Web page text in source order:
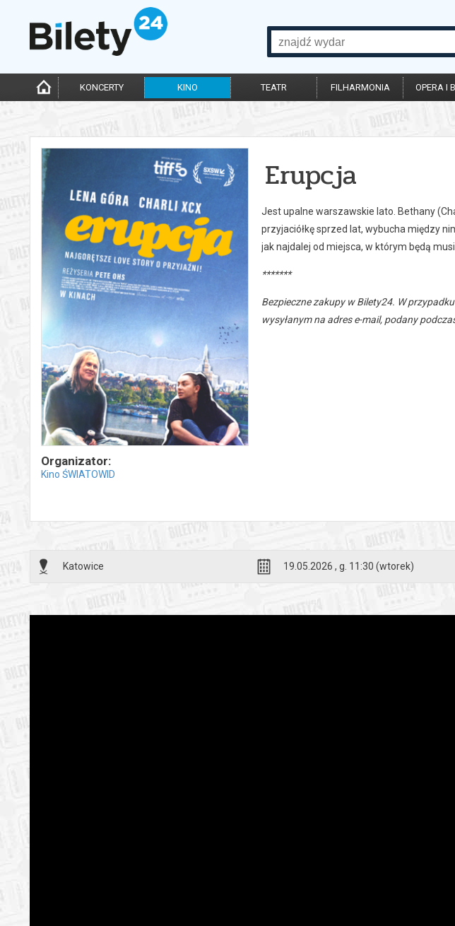
KONCERTY KINO TEATR FILHARMONIA OPERA I
Organizator:
Kino ŚWIATOWID
Erupcja
Jest upalne warszawskie lato. Bethany
przyjaciółkę sprzed lat, wybucha między
jak najdalej od miejsca, w którym będą
*******
Bezpieczne zakupy w Bilety24. W
wysyłanym na adres e-mail, podany
Katowice 19.05.2026 , g. 11:30 (wtorek)